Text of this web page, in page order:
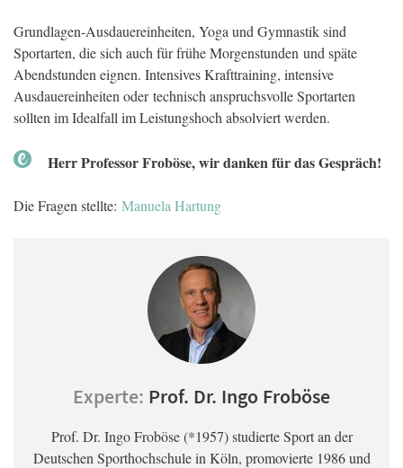
Grundlagen-Ausdauereinheiten, Yoga und Gymnastik sind
Sportarten, die sich auch für frühe Morgenstunden und späte
Abendstunden eignen. Intensives Krafttraining, intensive
Ausdauereinheiten oder technisch anspruchsvolle Sportarten
sollten im Idealfall im Leistungshoch absolviert werden.
Herr Professor Froböse, wir danken für das Gespräch!
Die Fragen stellte: Manuela Hartung
Experte: Prof. Dr. Ingo Froböse
Prof. Dr. Ingo Froböse (*1957) studierte Sport an der
Deutschen Sporthochschule in Köln, promovierte 1986 und